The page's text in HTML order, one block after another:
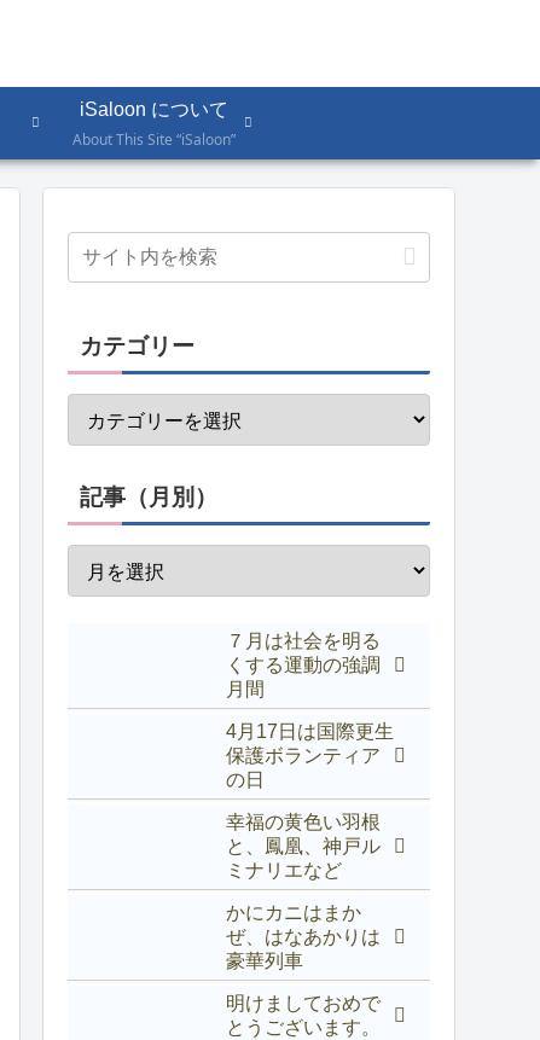
iSaloon について
About This Site “iSaloon”
カテゴリー
記事（月別）
７月は社会を明る
くする運動の強調
月間
4月17日は国際更生
保護ボランティア
の日
幸福の黄色い羽根
と、鳳凰、神戸ル
ミナリエなど
かにカニはまか
ぜ、はなあかりは
豪華列車
明けましておめで
とうございます。